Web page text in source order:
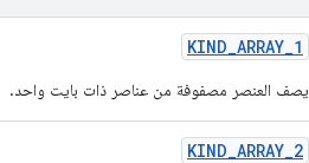
KIND_ARRAY_1
يصف العنصر مصفوفة من عناصر ذات بايت واحد.
KIND_ARRAY_2